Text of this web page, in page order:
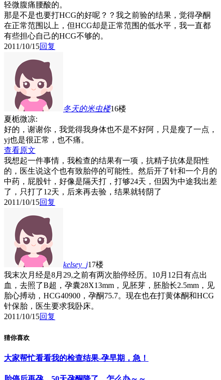
轻微腹痛腰酸的。
那是不是也要打HCG的好呢？？我之前验的结果，觉得孕酮
在正常范围以上，但HCG却是正常范围的低水平，我一直都
有些担心自己的HCG不够的。
2011/10/15回复
冬天的米虫楼16楼
夏栀微凉:
好的，谢谢你，我觉得我身体也不是不好阿，只是瘦了一点，
yj也是很正常，也不痛。
查看原文
我想起一件事情，我检查的结果有一项，抗精子抗体是阳性
的，医生说这个也有致胎停的可能性。然后开了针和一个月的
中药，屁股针，好像是隔天打，打够24天，但因为中途我出差
了，只打了12天，后来再去验，结果就转阴了
2011/10/15回复
kelsey_j17楼
我末次月经是8月29,之前有两次胎停经历。10月12日有点出
血，去照了B超，孕囊28X13mm，见胚芽，胚胎长2.5mm，见
胎心搏动，HCG40900，孕酮75.7。现在也在打黄体酮和HCG
针保胎，医生要求我卧床。
2011/10/15回复
猜你喜欢
大家帮忙看看我的检查结果-孕早期，急！